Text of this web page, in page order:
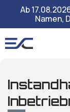
Ab
Namen,